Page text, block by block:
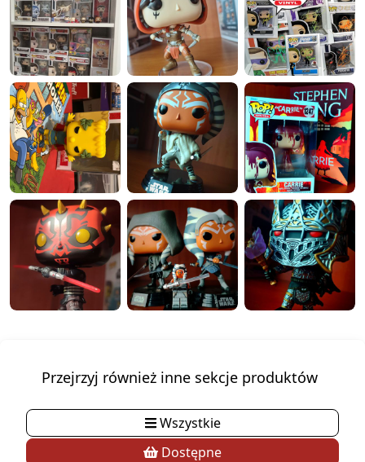
Przejrzyj również inne sekcje produktów
Wszystkie
Dostępne